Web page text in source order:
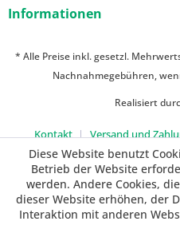
Informationen
* Alle Preise inkl. gesetzl.
Nachnahmegebühren,
Realisiert
Kontakt Versand und
Diese Website benutzt
Betrieb der Website
werden. Andere Cookies,
dieser Website erhöhen, der
Interaktion mit anderen